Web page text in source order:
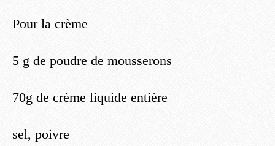
Pour la crème
5 g de poudre de mousserons
70g de crème liquide entière
sel, poivre